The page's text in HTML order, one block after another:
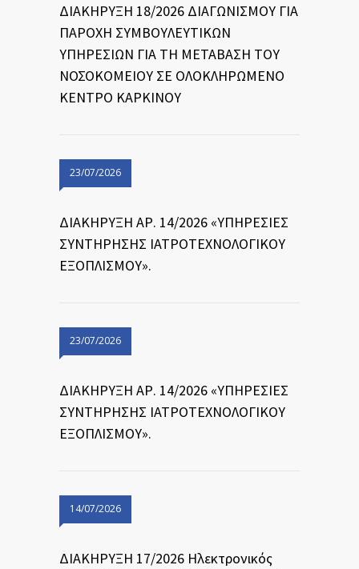
ΔΙΑΚΗΡΥΞΗ 18/2026 ΔΙΑΓΩΝΙΣΜΟΥ ΓΙΑ
ΠΑΡΟΧΗ ΣΥΜΒΟΥΛΕΥΤΙΚΩΝ
ΥΠΗΡΕΣΙΩΝ ΓΙΑ ΤΗ ΜΕΤΑΒΑΣΗ ΤΟΥ
ΝΟΣΟΚΟΜΕΙΟΥ ΣΕ ΟΛΟΚΛΗΡΩΜΕΝΟ
ΚΕΝΤΡΟ ΚΑΡΚΙΝΟΥ
23/07/2026
ΔΙΑΚΗΡΥΞΗ ΑΡ. 14/2026 «ΥΠΗΡΕΣΙΕΣ
ΣΥΝΤΗΡΗΣΗΣ ΙΑΤΡΟΤΕΧΝΟΛΟΓΙΚΟΥ
ΕΞΟΠΛΙΣΜΟΥ».
23/07/2026
ΔΙΑΚΗΡΥΞΗ ΑΡ. 14/2026 «ΥΠΗΡΕΣΙΕΣ
ΣΥΝΤΗΡΗΣΗΣ ΙΑΤΡΟΤΕΧΝΟΛΟΓΙΚΟΥ
ΕΞΟΠΛΙΣΜΟΥ».
14/07/2026
ΔΙΑΚΗΡΥΞΗ 17/2026 Ηλεκτρονικός